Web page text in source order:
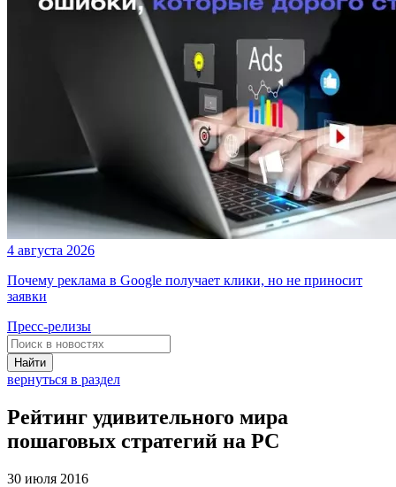
4 августа 2026
Почему реклама в Google получает клики, но не приносит
заявки
Пресс-релизы
Найти
вернуться в раздел
Рейтинг удивительного мира
пошаговых стратегий на PC
30 июля 2016